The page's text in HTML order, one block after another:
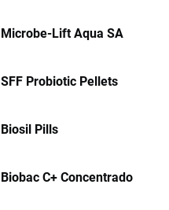
Microbe-Lift Aqua SA
SFF Probiotic Pellets
Biosil Pills
Biobac C+ Concentrado